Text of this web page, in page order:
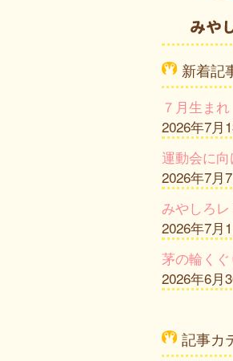
新着記
７月生まれ
2026年7月
運動会に向
2026年7月
みやしろ
2026年7月
茅の輪くぐ
2026年6月
記事カ